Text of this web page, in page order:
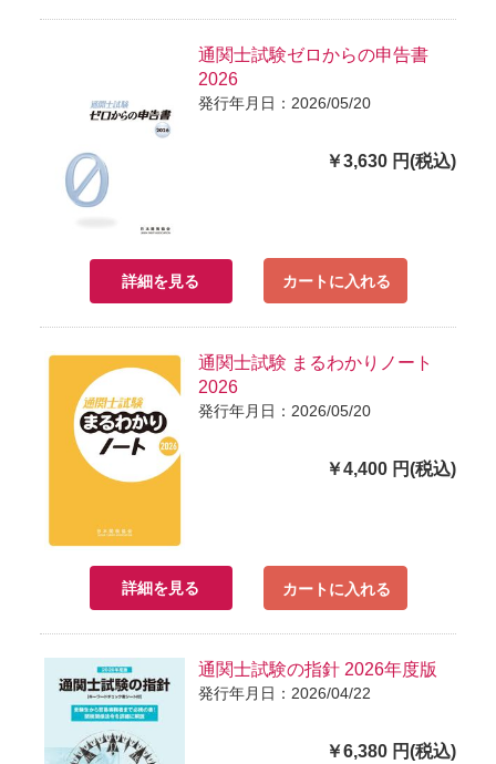
通関士試験ゼロからの申告書
2026
発行年月日：2026/05/20
￥3,630 円(税込)
詳細を見る カートに入れる
通関士試験 まるわかりノート
2026
発行年月日：2026/05/20
￥4,400 円(税込)
詳細を見る カートに入れる
通関士試験の指針 2026年度版
発行年月日：2026/04/22
￥6,380 円(税込)